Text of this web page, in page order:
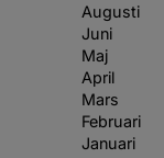
Augusti
Juni
Maj
April
Mars
Februari
Januari